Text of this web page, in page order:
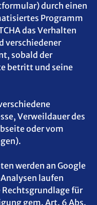
durch einen
Programm
das Verhalten
verschiedener
sobald der
betritt und seine
Verweildauer des
oder vom
werden an Google
laufen
für
gem. Art. 6 Abs.